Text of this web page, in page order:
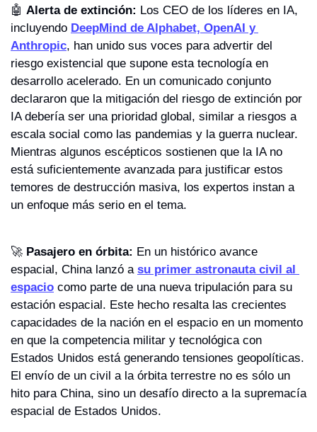
🤖 Alerta de extinción: Los CEO de los líderes en IA,
incluyendo DeepMind de Alphabet, OpenAI y
Anthropic, han unido sus voces para advertir del
riesgo existencial que supone esta tecnología en
desarrollo acelerado. En un comunicado conjunto
declararon que la mitigación del riesgo de extinción por
IA debería ser una prioridad global, similar a riesgos a
escala social como las pandemias y la guerra nuclear.
Mientras algunos escépticos sostienen que la IA no
está suficientemente avanzada para justificar estos
temores de destrucción masiva, los expertos instan a
un enfoque más serio en el tema.
🚀 Pasajero en órbita: En un histórico avance
espacial, China lanzó a su primer astronauta civil al
espacio como parte de una nueva tripulación para su
estación espacial. Este hecho resalta las crecientes
capacidades de la nación en el espacio en un momento
en que la competencia militar y tecnológica con
Estados Unidos está generando tensiones geopolíticas.
El envío de un civil a la órbita terrestre no es sólo un
hito para China, sino un desafío directo a la supremacía
espacial de Estados Unidos.